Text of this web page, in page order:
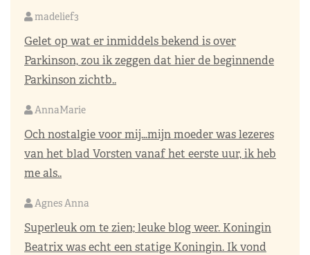
madelief3
Gelet op wat er inmiddels bekend is over
Parkinson, zou ik zeggen dat hier de beginnende
Parkinson zichtb..
AnnaMarie
Och nostalgie voor mij…mijn moeder was lezeres
van het blad Vorsten vanaf het eerste uur, ik heb
me als..
Agnes Anna
Superleuk om te zien; leuke blog weer. Koningin
Beatrix was echt een statige Koningin. Ik vond